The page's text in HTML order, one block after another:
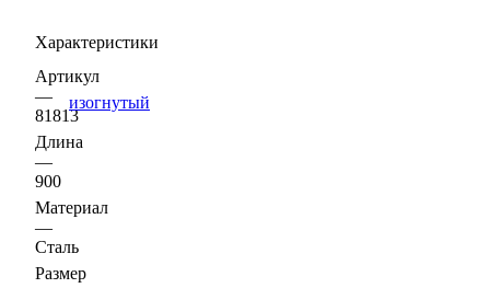
Характеристики
Артикул
—
81813
Длина
—
900
Материал
—
Сталь
Размер